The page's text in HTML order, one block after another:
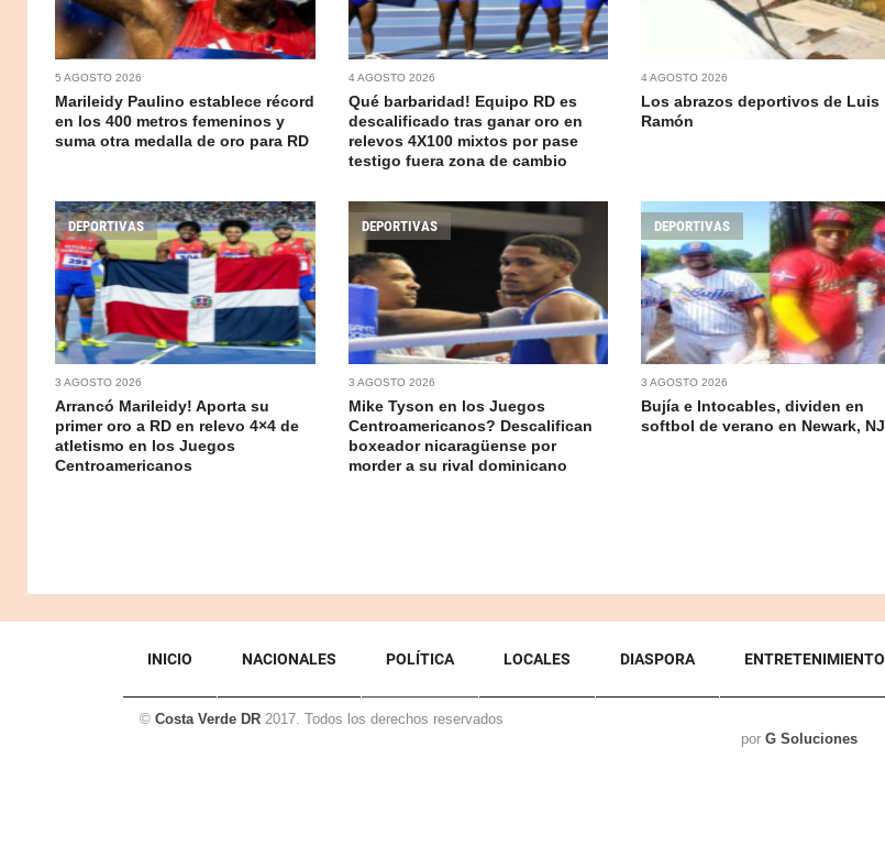
5 AGOSTO 2026
Marileidy Paulino establece récord
en los 400 metros femeninos y
suma otra medalla de oro para RD
4 AGOSTO 2026
Qué barbaridad! Equipo RD es
descalificado tras ganar oro en
relevos 4X100 mixtos por pase
testigo fuera zona de cambio
4 AGOSTO 2026
Los abrazos deportivos de Luis
Ramón
DEPORTIVAS
3 AGOSTO 2026
Arrancó Marileidy! Aporta su
primer oro a RD en relevo 4×4 de
atletismo en los Juegos
Centroamericanos
DEPORTIVAS
3 AGOSTO 2026
Mike Tyson en los Juegos
Centroamericanos? Descalifican
boxeador nicaragüense por
morder a su rival dominicano
DEPORTIVAS
3 AGOSTO 2026
Bujía e Intocables, dividen en
softbol de verano en Newark, NJ
INICIO NACIONALES POLÍTICA LOCALES DIASPORA ENTRETENIMIENTO
© Costa Verde DR 2017. Todos los derechos reservados
por G Soluciones